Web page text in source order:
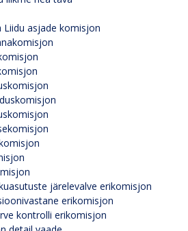
Liidu asjade komisjon
järelevalve erikomisjon
erikomisjon
kontrolli erikomisjon